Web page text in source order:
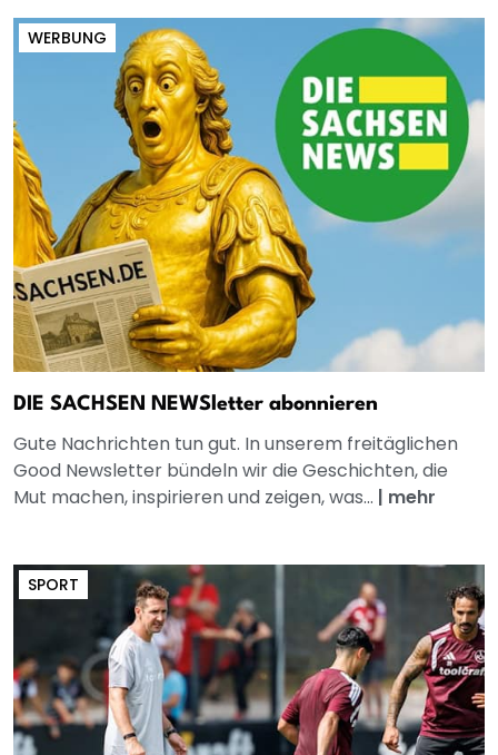
WERBUNG
DIE SACHSEN NEWSletter abonnieren
Gute Nachrichten tun gut. In unserem freitäglichen
Good Newsletter bündeln wir die Geschichten, die
Mut machen, inspirieren und zeigen, was... | mehr
SPORT